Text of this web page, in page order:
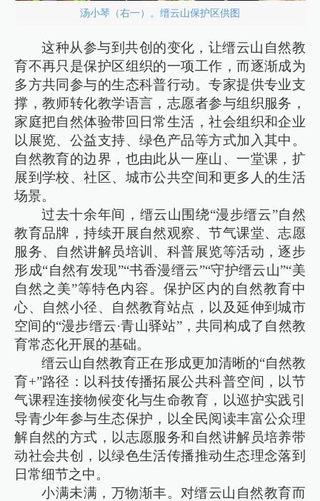
汤小琴（右一）。缙云山保护区供图
这种从参与到共创的变化，让缙云山自然教
育不再只是保护区组织的一项工作，而逐渐成为
多方共同参与的生态科普行动。专家提供专业支
撑，教师转化教学语言，志愿者参与组织服务，
家庭把自然体验带回日常生活，社会组织和企业
以展览、公益支持、绿色产品等方式加入其中。
自然教育的边界，也由此从一座山、一堂课，扩
展到学校、社区、城市公共空间和更多人的生活
场景。
过去十余年间，缙云山围绕“漫步缙云”自然
教育品牌，持续开展自然观察、节气课堂、志愿
服务、自然讲解员培训、科普展览等活动，逐步
形成“自然有发现”“书香漫缙云”“守护缙云山”“美
自然之美”等特色内容。保护区内的自然教育中
心、自然小径、自然教育站点，以及延伸到城市
空间的“漫步缙云·青山驿站”，共同构成了自然教
育常态化开展的基础。
缙云山自然教育正在形成更加清晰的“自然教
育+”路径：以科技传播拓展公共科普空间，以节
气课程连接物候变化与生命教育，以巡护实践引
导青少年参与生态保护，以全民阅读丰富公众理
解自然的方式，以志愿服务和自然讲解员培养带
动社会共创，以绿色生活传播推动生态理念落到
日常细节之中。
小满未满，万物渐丰。对缙云山自然教育而